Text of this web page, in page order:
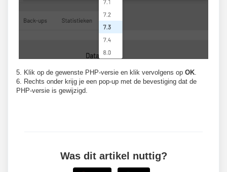
5. Klik op de gewenste PHP-versie en klik vervolgens op OK.
6. Rechts onder krijg je een pop-up met de bevestiging dat de
PHP-versie is gewijzigd.
Was dit artikel nuttig?